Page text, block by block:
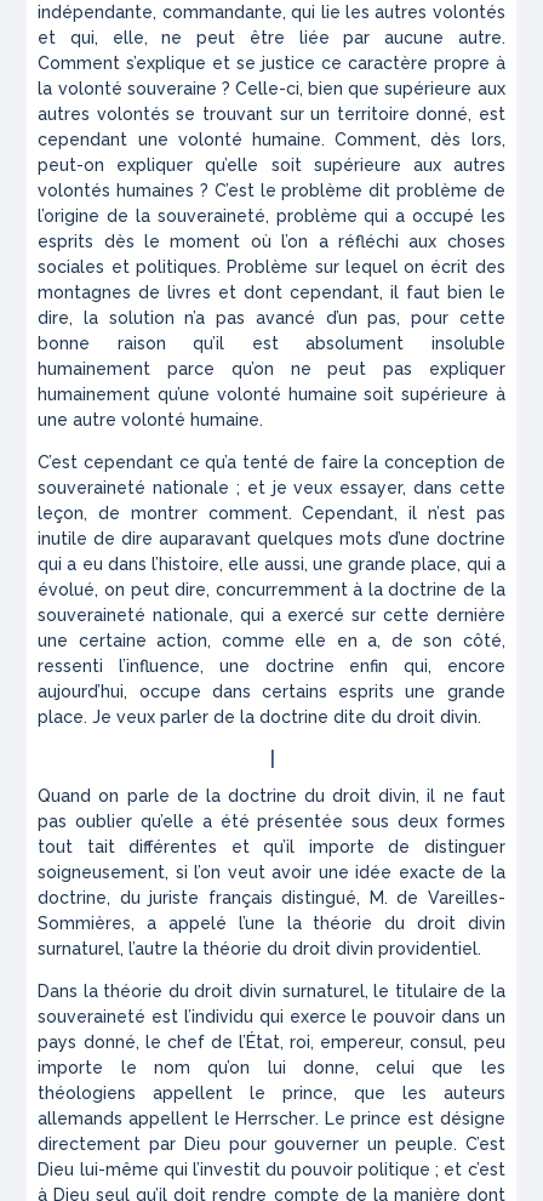
indépendante, commandante, qui lie les autres volontés
et qui, elle, ne peut être liée par aucune autre.
Comment s’explique et se justice ce caractère propre à
la volonté souveraine ? Celle-ci, bien que supérieure aux
autres volontés se trouvant sur un territoire donné, est
cependant une volonté humaine. Comment, dès lors,
peut-on expliquer qu’elle soit supérieure aux autres
volontés humaines ? C’est le problème dit problème de
l’origine de la souveraineté, problème qui a occupé les
esprits dès le moment où l’on a réfléchi aux choses
sociales et politiques. Problème sur lequel on écrit des
montagnes de livres et dont cependant, il faut bien le
dire, la solution n’a pas avancé d’un pas, pour cette
bonne raison qu’il est absolument insoluble
humainement parce qu’on ne peut pas expliquer
humainement qu’une volonté humaine soit supérieure à
une autre volonté humaine.
C’est cependant ce qu’a tenté de faire la conception de
souveraineté nationale ; et je veux essayer, dans cette
leçon, de montrer comment. Cependant, il n’est pas
inutile de dire auparavant quelques mots d’une doctrine
qui a eu dans l’histoire, elle aussi, une grande place, qui a
évolué, on peut dire, concurremment à la doctrine de la
souveraineté nationale, qui a exercé sur cette dernière
une certaine action, comme elle en a, de son côté,
ressenti l’influence, une doctrine enfin qui, encore
aujourd’hui, occupe dans certains esprits une grande
place. Je veux parler de la doctrine dite du droit divin.
I
Quand on parle de la doctrine du droit divin, il ne faut
pas oublier qu’elle a été présentée sous deux formes
tout tait différentes et qu’il importe de distinguer
soigneusement, si l’on veut avoir une idée exacte de la
doctrine, du juriste français distingué, M. de Vareilles-
Sommières, a appelé l’une la théorie du droit divin
surnaturel, l’autre la théorie du droit divin providentiel.
Dans la théorie du droit divin surnaturel, le titulaire de la
souveraineté est l’individu qui exerce le pouvoir dans un
pays donné, le chef de l’État, roi, empereur, consul, peu
importe le nom qu’on lui donne, celui que les
théologiens appellent le prince, que les auteurs
allemands appellent le Herrscher. Le prince est désigne
directement par Dieu pour gouverner un peuple. C’est
Dieu lui-même qui l’investit du pouvoir politique ; et c’est
à Dieu seul qu’il doit rendre compte de la manière dont